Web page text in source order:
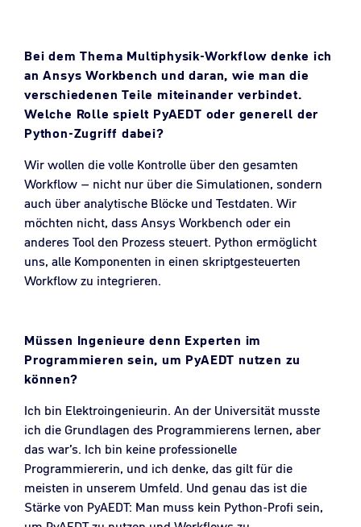
Bei dem Thema Multiphysik-Workflow denke ich
an Ansys Workbench und daran, wie man die
verschiedenen Teile miteinander verbindet.
Welche Rolle spielt PyAEDT oder generell der
Python-Zugriff dabei?
Wir wollen die volle Kontrolle über den gesamten
Workflow – nicht nur über die Simulationen, sondern
auch über analytische Blöcke und Testdaten. Wir
möchten nicht, dass Ansys Workbench oder ein
anderes Tool den Prozess steuert. Python ermöglicht
uns, alle Komponenten in einen skriptgesteuerten
Workflow zu integrieren.
Müssen Ingenieure denn Experten im
Programmieren sein, um PyAEDT nutzen zu
können?
Ich bin Elektroingenieurin. An der Universität musste
ich die Grundlagen des Programmierens lernen, aber
das war’s. Ich bin keine professionelle
Programmiererin, und ich denke, das gilt für die
meisten in unserem Umfeld. Und genau das ist die
Stärke von PyAEDT: Man muss kein Python-Profi sein,